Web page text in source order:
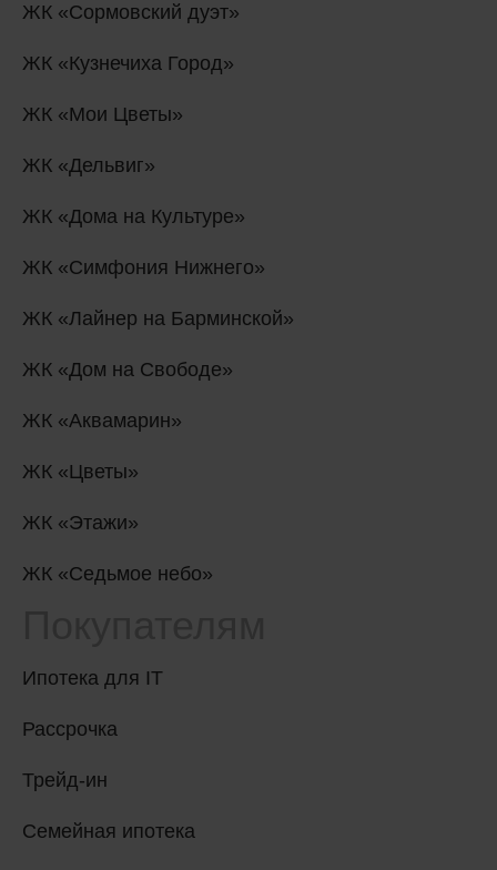
ЖК «Сормовский дуэт»
ЖК «Кузнечиха Город»
ЖК «Мои Цветы»
ЖК «Дельвиг»
ЖК «Дома на Культуре»
ЖК «Симфония Нижнего»
ЖК «Лайнер на Барминской»
ЖК «Дом на Свободе»
ЖК «Аквамарин»
ЖК «Цветы»
ЖК «Этажи»
ЖК «Седьмое небо»
Ипотека для IT
Рассрочка
Трейд-ин
Семейная ипотека